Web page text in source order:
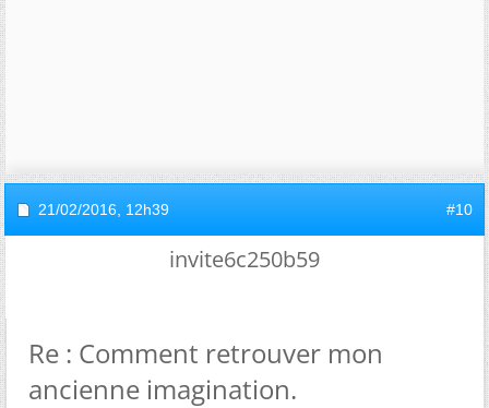
21/02/2016, 12h39 #10
invite6c250b59
Re : Comment retrouver mon
ancienne imagination.